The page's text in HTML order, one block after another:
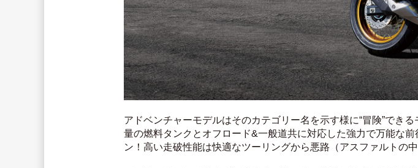
アドベンチャーモデルはそのカテゴリー名を示す様に“冒険”でき
量の燃料タンクとオフロード&一般道共に対応した強力で万能な
ン！高い走破性能は快適なツーリングから悪路（アスファルトの